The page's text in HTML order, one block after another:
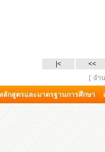
|<
<<
[ จำ
ลักสูตรและมาตรฐานการศึกษา